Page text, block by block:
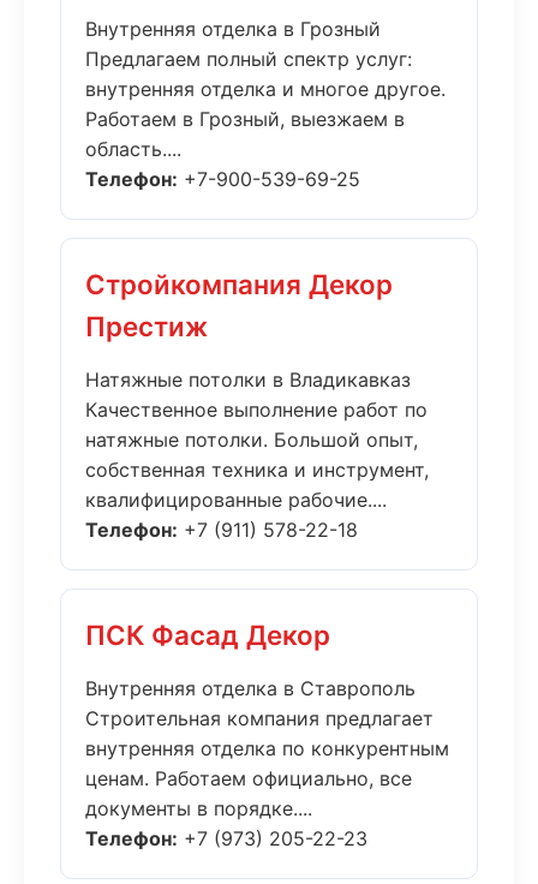
Внутренняя отделка в Грозный
Предлагаем полный спектр услуг:
внутренняя отделка и многое другое.
Работаем в Грозный, выезжаем в
область....
Телефон: +7-900-539-69-25
Стройкомпания Декор
Престиж
Натяжные потолки в Владикавказ
Качественное выполнение работ по
натяжные потолки. Большой опыт,
собственная техника и инструмент,
квалифицированные рабочие....
Телефон: +7 (911) 578-22-18
ПСК Фасад Декор
Внутренняя отделка в Ставрополь
Строительная компания предлагает
внутренняя отделка по конкурентным
ценам. Работаем официально, все
документы в порядке....
Телефон: +7 (973) 205-22-23